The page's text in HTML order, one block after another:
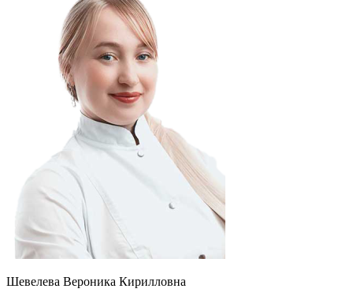
Шевелева Вероника Кирилловна